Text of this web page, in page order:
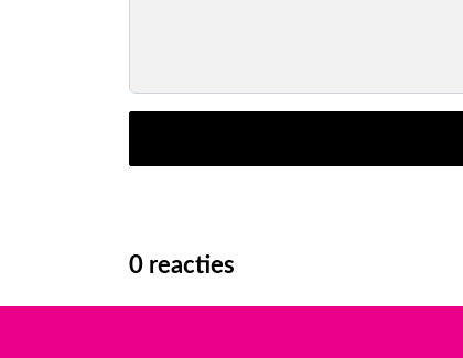
0 reacties